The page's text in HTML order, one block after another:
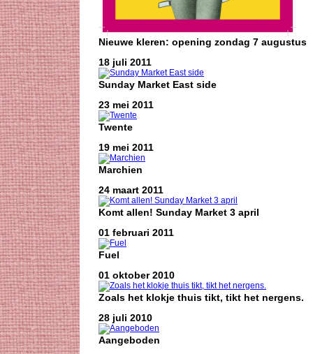
Nieuwe kleren: opening zondag 7 augustus
18 juli 2011
Sunday Market East side
23 mei 2011
Twente
19 mei 2011
Marchien
24 maart 2011
Komt allen! Sunday Market 3 april
01 februari 2011
Fuel
01 oktober 2010
Zoals het klokje thuis tikt, tikt het nergens.
28 juli 2010
Aangeboden